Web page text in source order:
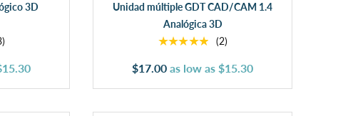
3D
Unidad múltiple GDT CAD/CAM 1.4
Analógica 3D
★★★★★ (2)
$17.00 as low as $15.30